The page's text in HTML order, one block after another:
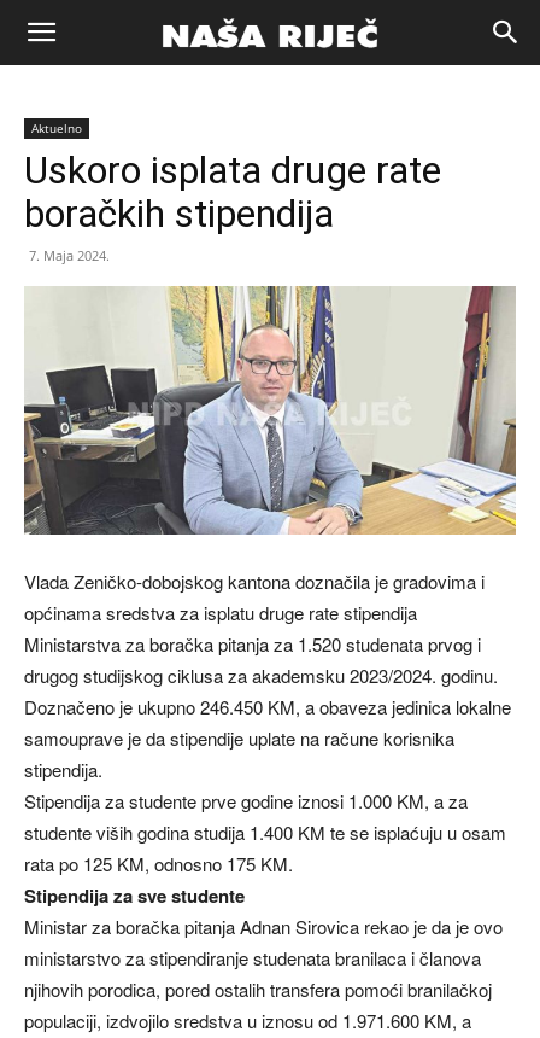
Naša
riječ
Aktuelno
Uskoro isplata druge rate
boračkih stipendija
7. Maja 2024.
Vlada Zeničko-dobojskog kantona doznačila je gradovima i
općinama sredstva za isplatu druge rate stipendija
Ministarstva za boračka pitanja za 1.520 studenata prvog i
drugog studijskog ciklusa za akademsku 2023/2024. godinu.
Doznačeno je ukupno 246.450 KM, a obaveza jedinica lokalne
samouprave je da stipendije uplate na račune korisnika
stipendija.
Stipendija za studente prve godine iznosi 1.000 KM, a za
studente viših godina studija 1.400 KM te se isplaćuju u osam
rata po 125 KM, odnosno 175 KM.
Stipendija za sve studente
Ministar za boračka pitanja Adnan Sirovica rekao je da je ovo
ministarstvo za stipendiranje studenata branilaca i članova
njihovih porodica, pored ostalih transfera pomoći branilačkoj
populaciji, izdvojilo sredstva u iznosu od 1.971.600 KM, a